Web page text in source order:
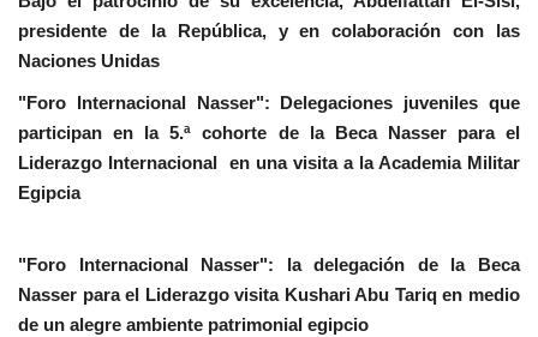
Internacional
Nuestras Referencias
Ciudadano Global
Líderes
Documentos
Oportunidades
presidente de la República, y en colaboración con las
Naciones Unidas
"Foro Internacional Nasser": Delegaciones juveniles que
participan en la 5.ª cohorte de la Beca Nasser para el
Liderazgo Internacional en una visita a la Academia Militar
Egipcia
"Foro Internacional Nasser": la delegación de la Beca
Nasser para el Liderazgo visita Kushari Abu Tariq en medio
de un alegre ambiente patrimonial egipcio